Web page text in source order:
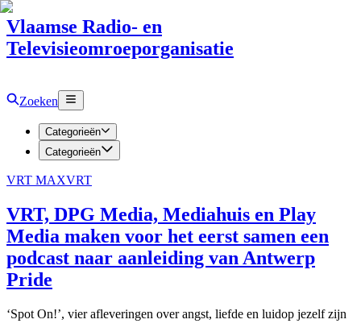
Vlaamse Radio- en
Televisieomroeporganisatie
Zoeken
Categorieën
Categorieën
VRT MAXVRT
VRT, DPG Media, Mediahuis en Play
Media maken voor het eerst samen een
podcast naar aanleiding van Antwerp
Pride
‘Spot On!’, vier afleveringen over angst, liefde en luidop jezelf zijn